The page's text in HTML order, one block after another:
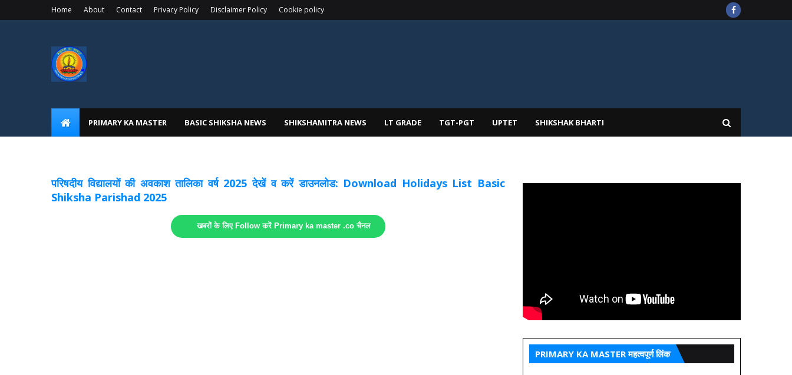
Home About Contact Privacy Policy Disclaimer Policy Cookie policy
PRIMARY KA MASTER BASIC SHIKSHA NEWS SHIKSHAMITRA NEWS LT GRADE TGT-PGT UPTET SHIKSHAK BHARTI
परिषदीय विद्यालयों की अवकाश तालिका वर्ष 2025 देखें व करें डाउनलोड: Download Holidays List Basic
Shiksha Parishad 2025
खबरों के लिए Follow करें Primary ka master .co चैनल
PRIMARY KA MASTER महत्वपूर्ण लिंक